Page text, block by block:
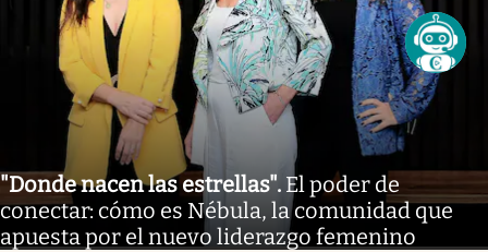
"Donde nacen las estrellas". El poder de
conectar: cómo es Nébula, la comunidad que
apuesta por el nuevo liderazgo femenino